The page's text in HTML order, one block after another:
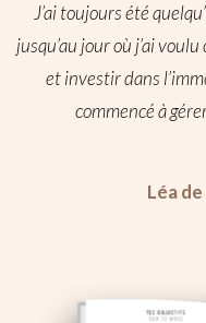
J’ai toujours été
jusqu’au jour où j’ai
et investir dans
commencé à
Léa